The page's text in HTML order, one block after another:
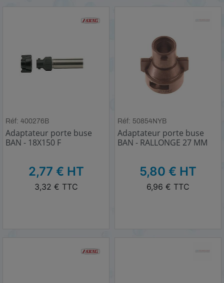
Réf: 400276B
Adaptateur porte buse
BAN - 18X150 F
2,77 € HT
3,32 € TTC
Réf: 50854NYB
Adaptateur porte buse
BAN - RALLONGE 27 MM
5,80 € HT
6,96 € TTC